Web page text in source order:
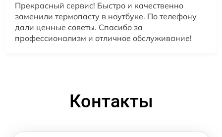
Прекрасный сервис! Быстро и качественно
заменили термопасту в ноутбуке. По телефону
дали ценные советы. Спасибо за
профессионализм и отличное обслуживание!
Контакты